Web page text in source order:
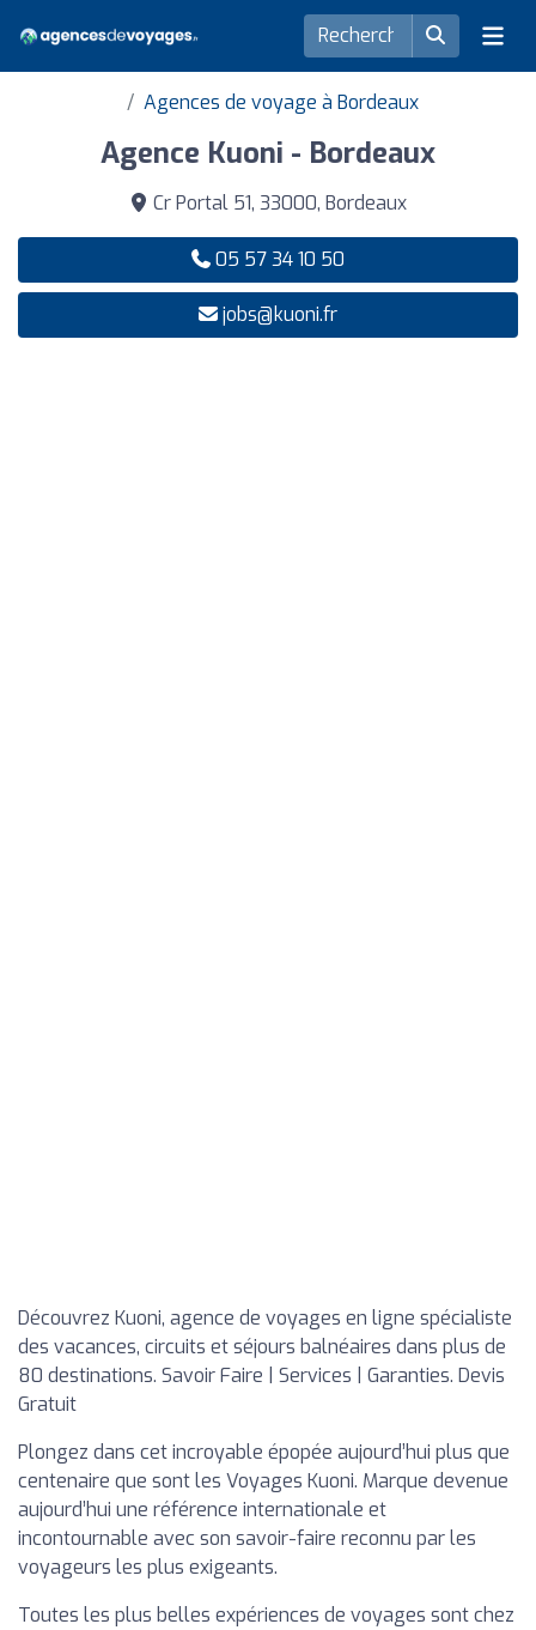
Agences de voyage à Bordeaux
Agence Kuoni - Bordeaux
Cr Portal 51, 33000, Bordeaux
05 57 34 10 50
jobs@kuoni.fr
Découvrez Kuoni, agence de voyages en ligne spécialiste
des vacances, circuits et séjours balnéaires dans plus de
80 destinations. Savoir Faire | Services | Garanties. Devis
Gratuit
Plongez dans cet incroyable épopée aujourd’hui plus que
centenaire que sont les Voyages Kuoni. Marque devenue
aujourd’hui une référence internationale et
incontournable avec son savoir-faire reconnu par les
voyageurs les plus exigeants.
Toutes les plus belles expériences de voyages sont chez